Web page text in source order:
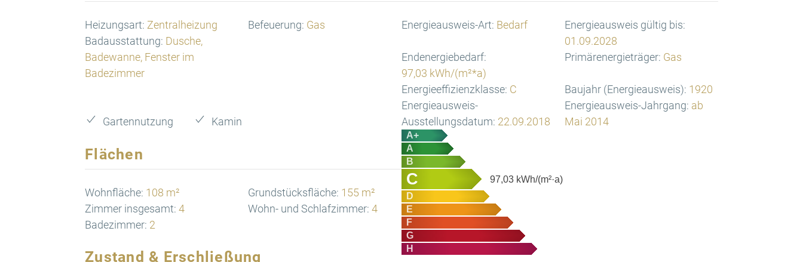
Heizungsart: Zentralheizung Befeuerung: Gas
Badausstattung: Dusche,
Badewanne, Fenster im
Badezimmer
Gartennutzung Kamin
Flächen
Wohnfläche: 108 m² Grundstücksfläche: 155 m²
Zimmer insgesamt: 4 Wohn- und Schlafzimmer: 4
Badezimmer: 2
Zustand & Erschließung
Energieausweis-Art: Bedarf
Energieausweis gültig bis:
01.09.2028
Endenergiebedarf:
97,03 kWh/(m²*a)
Primärenergieträger: Gas
Energieeffizienzklasse: C Baujahr (Energieausweis): 1920
Energieausweis-
Ausstellungsdatum: 22.09.2018
Energieausweis-Jahrgang: ab
Mai 2014
A+
A
B
C 97,03 kWh/(m²·a)
D
E
F
G
H